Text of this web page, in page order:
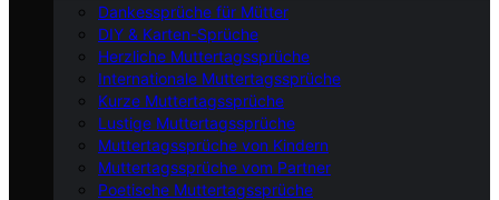
Dankessprüche für Mütter
DIY & Karten-Sprüche
Herzliche Muttertagssprüche
Internationale Muttertagssprüche
Kurze Muttertagssprüche
Lustige Muttertagssprüche
Muttertagssprüche von Kindern
Muttertagssprüche vom Partner
Poetische Muttertagssprüche